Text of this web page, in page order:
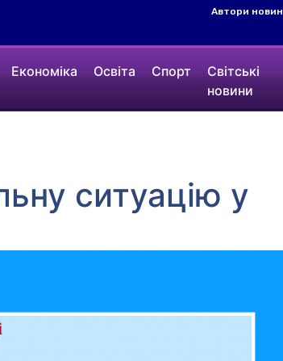
Автори новин
Економіка Освіта Спорт
Світські
новини
ситуацію у